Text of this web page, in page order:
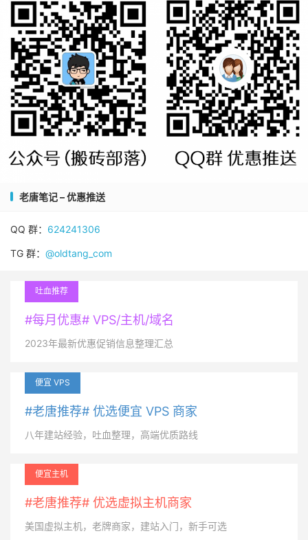
老唐笔记 – 优惠推送
QQ 群： 624241306
TG 群： @oldtang_com
吐血推荐
#每月优惠# VPS/主机/域名
2023年最新优惠促销信息整理汇总
便宜 VPS
#老唐推荐# 优选便宜 VPS 商家
八年建站经验，吐血整理，高端优质路线
便宜主机
#老唐推荐# 优选虚拟主机商家
美国虚拟主机，老牌商家，建站入门，新手可选